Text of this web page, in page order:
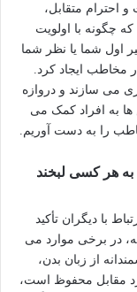
احترام متقابل،
چگونه با اولویت
اول شما یا نظر شما
ایجاد کرد.
می سازند و دروازه
ها به افراد کمک می
را به دست آوریم.
به هر کسی لبخند
با دیگران تأکید
در برخی موارد می
از زبان بدن،
مقابل محفوظ است،